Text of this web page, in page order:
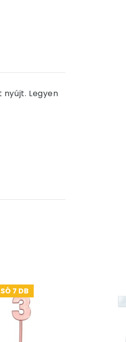
Legyen
7 DB